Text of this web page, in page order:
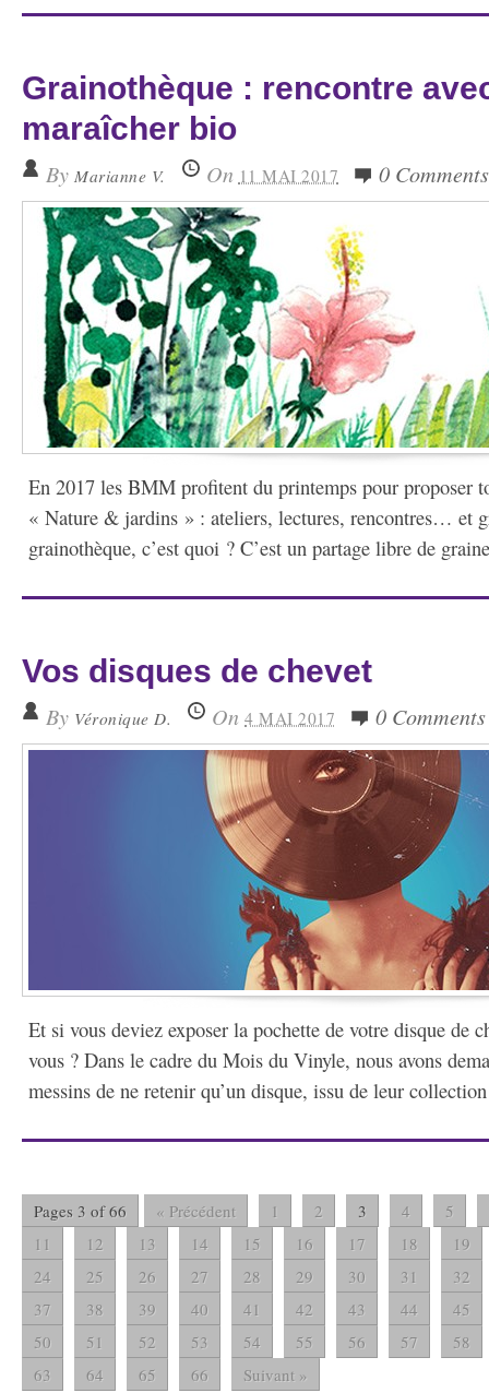
Grainothèque : rencontre
maraîcher bio
By Marianne V. On 11 MAI 2017 0 Comments
En 2017 les BMM profitent du printemps pour proposer
« Nature & jardins » : ateliers, lectures, rencontres… et
grainothèque, c’est quoi ? C’est un partage libre de
Vos disques de chevet
By Véronique D. On 4 MAI 2017 0 Comments
Et si vous deviez exposer la pochette de votre disque de
vous ? Dans le cadre du Mois du Vinyle, nous avons
messins de ne retenir qu’un disque, issu de leur
Pages 3 of 66 « Précédent 1 2 3 4
5
11
12 13 14 15 16 17 18
19
24
25 26 27 28 29 30 31
32
37
38 39 40 41 42 43 44
45
50
51 52 53 54 55 56 57
58
63
64 65 66 Suivant »